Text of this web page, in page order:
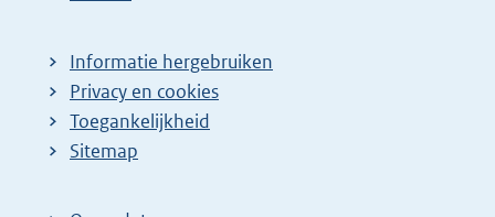
Informatie hergebruiken
Privacy en cookies
Toegankelijkheid
Sitemap